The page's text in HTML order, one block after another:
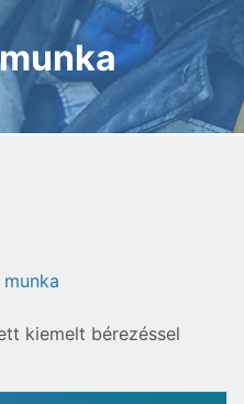
kiemelt bérezéssel